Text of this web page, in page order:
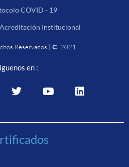
COVID - 19
Institucional
Reservados | © 2021
en :